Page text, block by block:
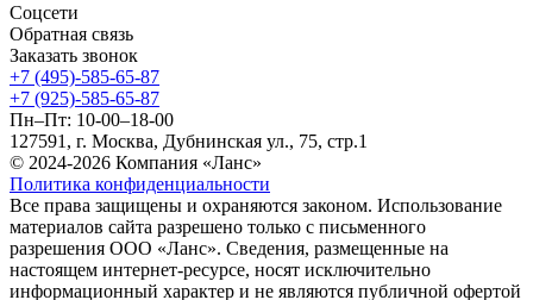
Соцсети
Обратная связь
Заказать звонок
+7 (495)-585-65-87
+7 (925)-585-65-87
Пн–Пт: 10-00–18-00
127591, г. Москва, Дубнинская ул., 75, стр.1
© 2024-2026 Компания «Ланс»
Политика конфиденциальности
Все права защищены и охраняются законом. Использование
материалов сайта разрешено только с письменного
разрешения ООО «Ланс». Сведения, размещенные на
настоящем интернет-ресурсе, носят исключительно
информационный характер и не являются публичной офертой